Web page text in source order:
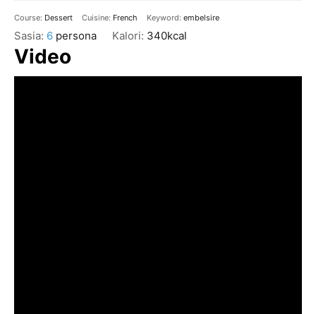
Course: Dessert Cuisine: French Keyword:embelsire
Sasia: 6 persona Kalori: 340kcal
Video